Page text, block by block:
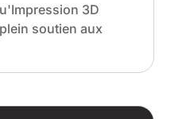
3D
soutien aux